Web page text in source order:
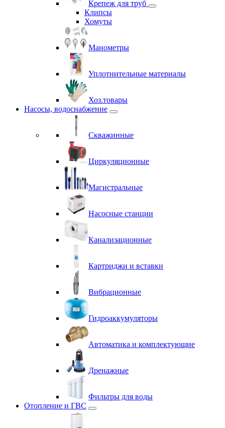
Крепеж для труб
Клипсы
Хомуты
Манометры
Уплотнительные материалы
Хоз.товары
Насосы, водоснабжение
Скважинные
Циркуляционные
Магистральные
Насосные станции
Канализационные
Картриджи и вставки
Вибрационные
Гидроаккумуляторы
Автоматика и комплектующие
Дренажные
Фильтры для воды
Отопление и ГВС